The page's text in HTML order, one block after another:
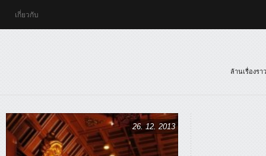
เกี่ยวกับ
ล้านเรื่องร
26. 12. 2013